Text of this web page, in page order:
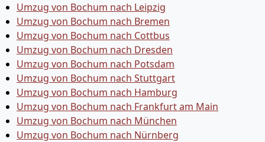
Umzug von Bochum nach Leipzig
Umzug von Bochum nach Bremen
Umzug von Bochum nach Cottbus
Umzug von Bochum nach Dresden
Umzug von Bochum nach Potsdam
Umzug von Bochum nach Stuttgart
Umzug von Bochum nach Hamburg
Umzug von Bochum nach Frankfurt am Main
Umzug von Bochum nach München
Umzug von Bochum nach Nürnberg